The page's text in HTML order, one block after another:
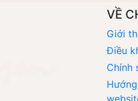
VỀ
Giới
Điều
Chính